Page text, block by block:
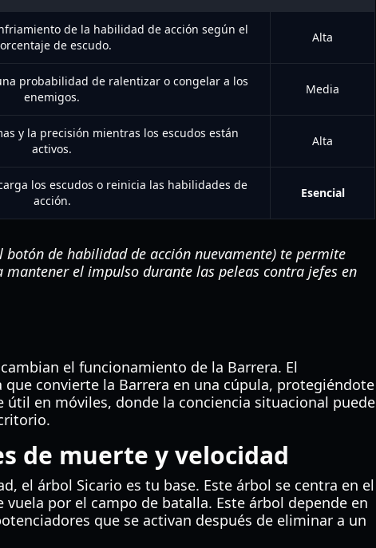
de la habilidad de acción según el
de escudo.
Alta
probabilidad de ralentizar o congelar a los
enemigos.
Media
y la precisión mientras los escudos están
activos.
Alta
los escudos o reinicia las habilidades de
acción.
Esencial
botón de habilidad de acción nuevamente) te permite
el impulso durante las peleas contra jefes en
el funcionamiento de la Barrera. El
convierte la Barrera en una cúpula, protegiéndote
en móviles, donde la conciencia situacional puede
de muerte y velocidad
el árbol Sicario es tu base. Este árbol se centra en el
por el campo de batalla. Este árbol depende en
que se activan después de eliminar a un